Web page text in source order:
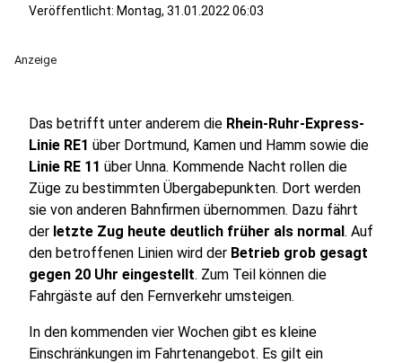
Veröffentlicht: Montag, 31.01.2022 06:03
Anzeige
Das betrifft unter anderem die Rhein-Ruhr-Express-
Linie RE1 über Dortmund, Kamen und Hamm sowie die
Linie RE 11 über Unna. Kommende Nacht rollen die
Züge zu bestimmten Übergabepunkten. Dort werden
sie von anderen Bahnfirmen übernommen. Dazu fährt
der letzte Zug heute deutlich früher als normal. Auf
den betroffenen Linien wird der Betrieb grob gesagt
gegen 20 Uhr eingestellt. Zum Teil können die
Fahrgäste auf den Fernverkehr umsteigen.
In den kommenden vier Wochen gibt es kleine
Einschränkungen im Fahrtenangebot. Es gilt ein